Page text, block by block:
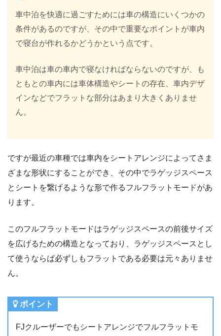
車中泊を快適に過ごすためには車の構造にいくつかの
条件があるのですが、その中で重要なポイントが車内
で寝台が作れるかどうかという点です。
車中泊は車の車内で寝なければならないのですが、も
ともとの車内には車体構造やシートの存在、車内デザ
インなどでフラットな部分はあまり大きくありませ
ん。
ですが最近の車種では車内をシートアレンジによってさま
ざまな形状にすることができ、その中でラゲッジスペース
とシートを繋げるような形で作るフルフラットモードがあ
ります。
このフルフラットモードはラゲッジスペースの前後サイズ
を広げるための構造となっており、ラゲッジスペースとし
て使うならば必ずしもフラットである必要は元々ありませ
ん。
ポイント
FJクルーザーでもシートアレンジでフルフラットモ